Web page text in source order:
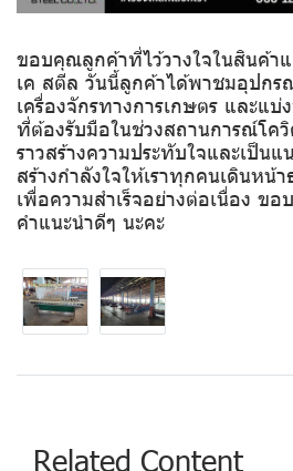
ขอบคุณลูกค้าที่ไว้วางใจในสินค้า
เค สตีล วันนี้ลูกค้าได้พาชมอุปกร
เครื่องจักรทางการเกษตร และแ
ที่ต้องรับมือในช่วงสถานการณ์โค
ราวสร้างความประทับใจและเป็น
สร้างกำลังใจให้เราทุกคนเดินหน้
เพื่อความสำเร็จอย่างต่อเนื่อง ขอ
คำแนะนำดีๆ นะคะ
Related Content